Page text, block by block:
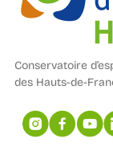
Conservatoire
des Hauts-de-